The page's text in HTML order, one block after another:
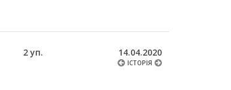
2 уп. 14.04.2020
ІСТОРІЯ